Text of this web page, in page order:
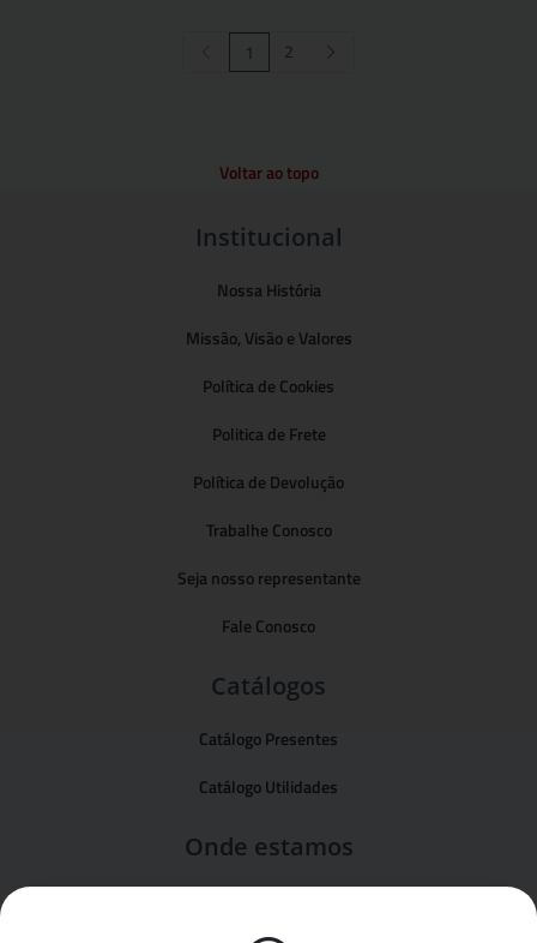
1 2
Voltar ao topo
Institucional
Nossa História
Missão, Visão e Valores
Política de Cookies
Politica de Frete
Política de Devolução
Trabalhe Conosco
Seja nosso representante
Fale Conosco
Catálogos
Catálogo Presentes
Catálogo Utilidades
Onde estamos